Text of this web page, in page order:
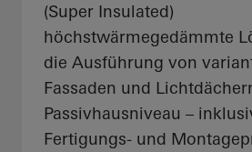
(Super Insulated)
höchstwärmegedämmte
die Ausführung von
Fassaden und
Passivhausniveau –
Fertigungs- und